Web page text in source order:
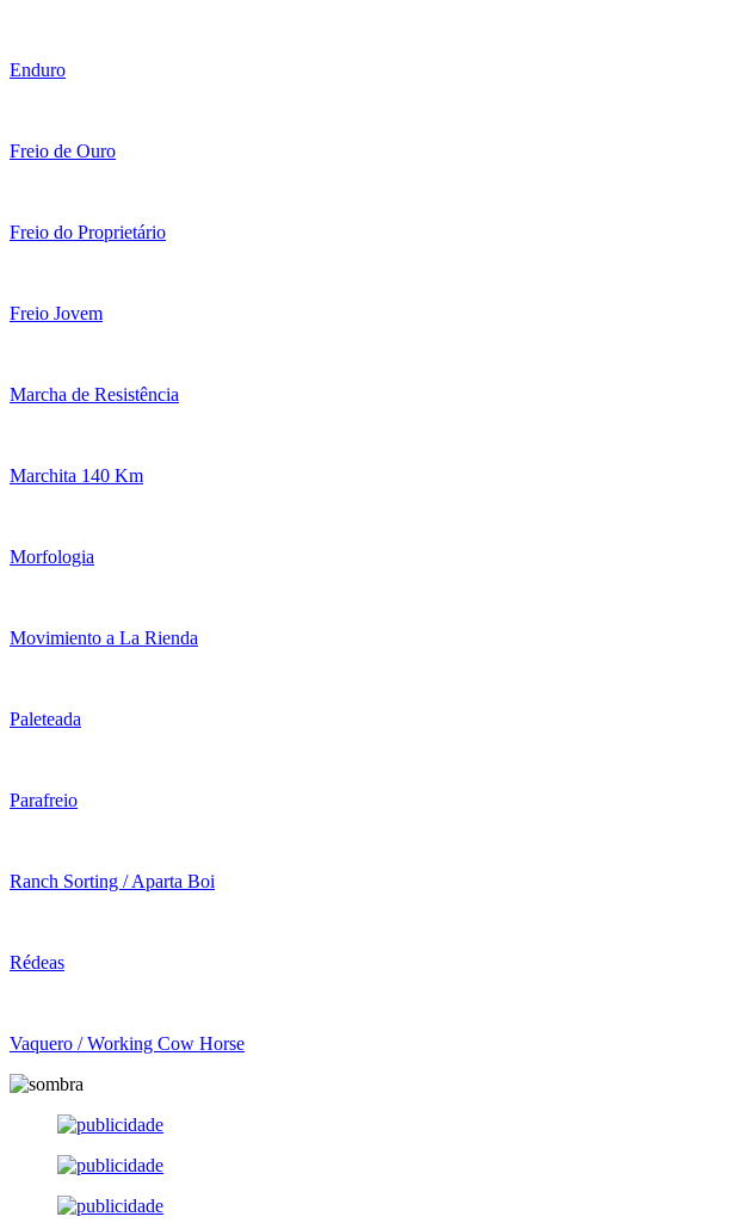
Enduro
Freio de Ouro
Freio do Proprietário
Freio Jovem
Marcha de Resistência
Marchita 140 Km
Morfologia
Movimiento a La Rienda
Paleteada
Parafreio
Ranch Sorting / Aparta Boi
Rédeas
Vaquero / Working Cow Horse